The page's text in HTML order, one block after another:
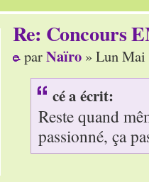
Re: Concours
parNaïro » Lun Mai
cé a écrit:
Reste quand
passionné, ça